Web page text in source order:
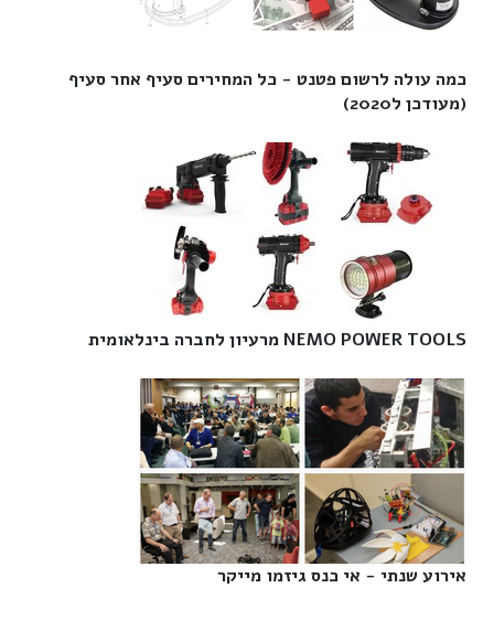
כמה עולה לרשום פטנט - כל המחירים סעיף אחר סעיף
(מעודכן ל2020)‎
NEMO POWER TOOLS מרעיון לחברה בינלאומית‎
אירוע שנתי - אי כנס גיזמו מייקר‎